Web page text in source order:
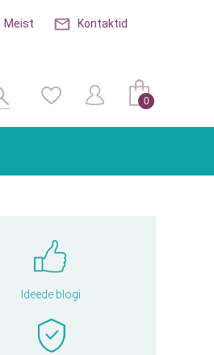
Meist Kontaktid
0
Ideede blogi